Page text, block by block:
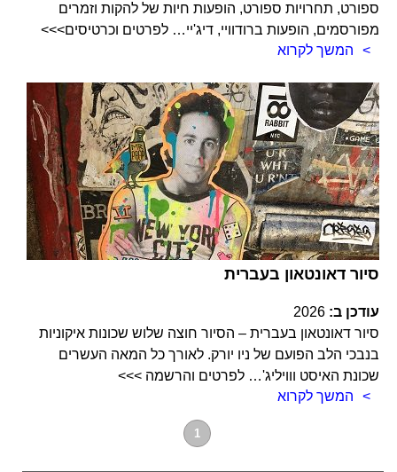
ספורט, תחרויות ספורט, הופעות חיות של להקות וזמרים
מפורסמים, הופעות ברודוויי, דיג'יי… לפרטים וכרטיסים>>>
המשך לקרוא
סיור דאונטאון בעברית
עודכן ב: 2026
סיור דאונטאון בעברית – הסיור חוצה שלוש שכונות איקוניות
בנבכי הלב הפועם של ניו יורק. לאורך כל המאה העשרים
שכונת האיסט ווויליג'… לפרטים והרשמה >>>
המשך לקרוא
1